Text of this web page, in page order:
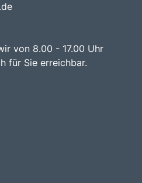
von 8.00 - 17.00 Uhr
für Sie erreichbar.